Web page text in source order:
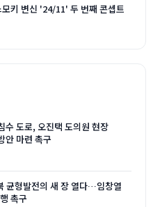
키 변신 '24/11' 두 번째 콘셉트
수 도로, 오진택 도의원 현장
안 마련 촉구
균형발전의 새 장 열다…임창열
촉구